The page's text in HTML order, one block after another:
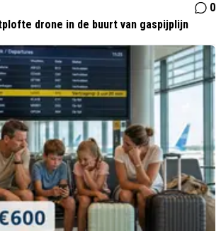
0
drone in de buurt van gaspijplijn